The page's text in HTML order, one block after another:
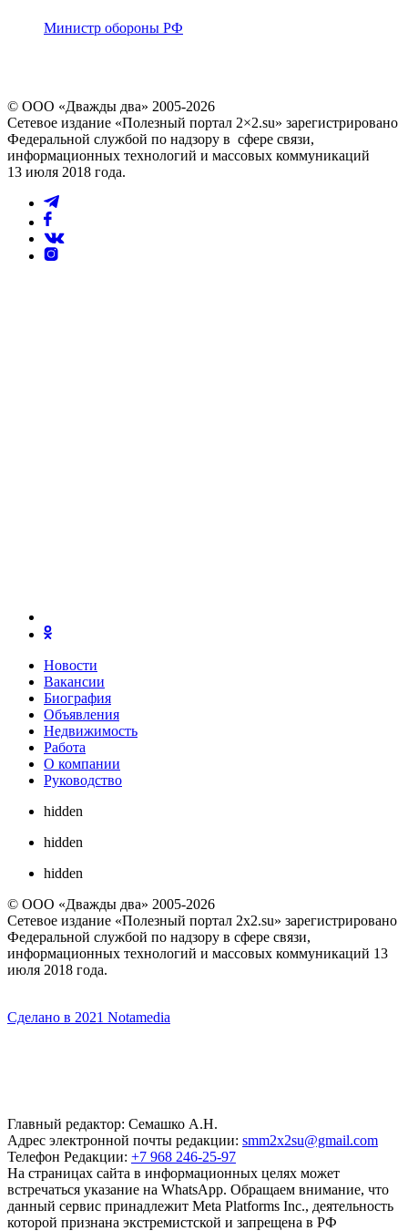
Министр обороны РФ
© ООО «Дважды два» 2005-2026
Сетевое издание «Полезный портал 2×2.su» зарегистрировано
Федеральной службой по надзору в сфере связи,
информационных технологий и массовых коммуникаций
13 июля 2018 года.
Новости
Вакансии
Биография
Объявления
Недвижимость
Работа
О компании
Руководство
hidden
hidden
hidden
© ООО «Дважды два» 2005-2026
Сетевое издание «Полезный портал 2x2.su» зарегистрировано
Федеральной службой по надзору в сфере связи,
информационных технологий и массовых коммуникаций 13
июля 2018 года.
Сделано в 2021 Notamedia
Главный редактор: Семашко А.Н.
Адрес электронной почты редакции: smm2x2su@gmail.com
Телефон Редакции: +7 968 246-25-97
На страницах сайта в информационных целях может
встречаться указание на WhatsApp. Обращаем внимание, что
данный сервис принадлежит Meta Platforms Inc., деятельность
которой признана экстремистской и запрещена в РФ